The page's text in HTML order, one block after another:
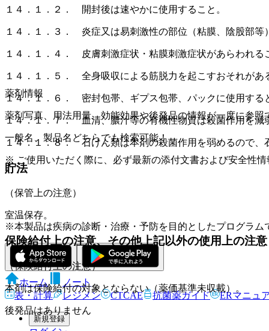
１４．１．２． 開封後は速やかに使用すること。
１４．１．３． 炎症又は易刺激性の部位（粘膜、陰股部
１４．１．４． 皮膚刺激症状・粘膜刺激症状があらわれる
１４．１．５． 全身吸収による筋脱力を起こすおそれが
１４．１．６． 密封包帯、ギプス包帯、パックに使用する
１４．１．７． 血清、膿汁等の有機性物質は殺菌作用を減
１４．１．８． 石けん類は本剤の殺菌作用を弱めるので、
貯法
（保管上の注意）
室温保存。
保険給付上の注意、その他上記以外の使用上の注意
（保険給付上の注意）
本剤は保険給付の対象とならない（薬価基準未収載）。
後発品はありません
薬剤情報
薬剤写真、用法用量、効能効果や後発品の情報が一度に参
一般名、製品名どちらでも検索可能！
※ ご使用いただく際に、必ず最新の添付文書および安全性
※本製品は疾病の診断・治療・予防を目的としたプログラム
ホーム
ノート
表・計算
レジメン CTCAE 抗菌薬ガイド ERマニュ
新規登録